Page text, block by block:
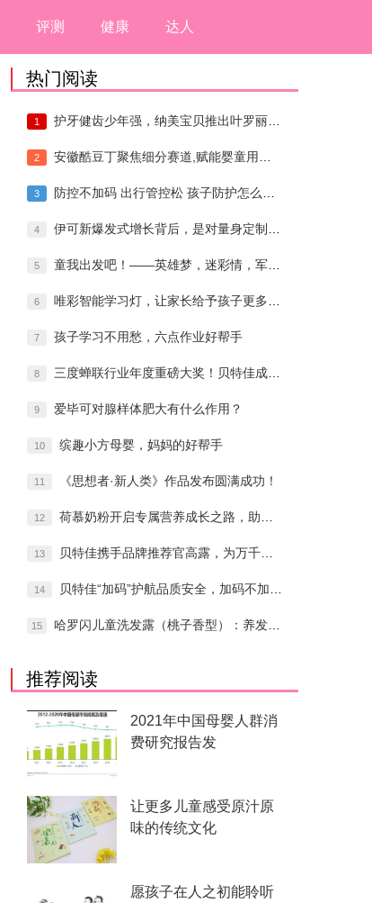
评测 健康 达人
热门阅读
1 护牙健齿少年强，纳美宝贝推出叶罗丽联名款
2 安徽酷豆丁聚焦细分赛道,赋能婴童用品产业
3 防控不加码 出行管控松 孩子防护怎么做？
4 伊可新爆发式增长背后，是对量身定制儿童营
5 童我出发吧！——英雄梦，迷彩情，军营之旅
6 唯彩智能学习灯，让家长给予孩子更多陪伴
7 孩子学习不用愁，六点作业好帮手
8 三度蝉联行业年度重磅大奖！贝特佳成为万千
9 爱毕可对腺样体肥大有什么作用？
10 缤趣小方母婴，妈妈的好帮手
11 《思想者·新人类》作品发布圆满成功！
12 荷慕奶粉开启专属营养成长之路，助力宝宝安
13 贝特佳携手品牌推荐官高露，为万千宝妈倾情
14 贝特佳“加码”护航品质安全，加码不加价，
15 哈罗闪儿童洗发露（桃子香型）：养发护发，
推荐阅读
2021年中国母婴人群消
费研究报告发
让更多儿童感受原汁原
味的传统文化
愿孩子在人之初能聆听